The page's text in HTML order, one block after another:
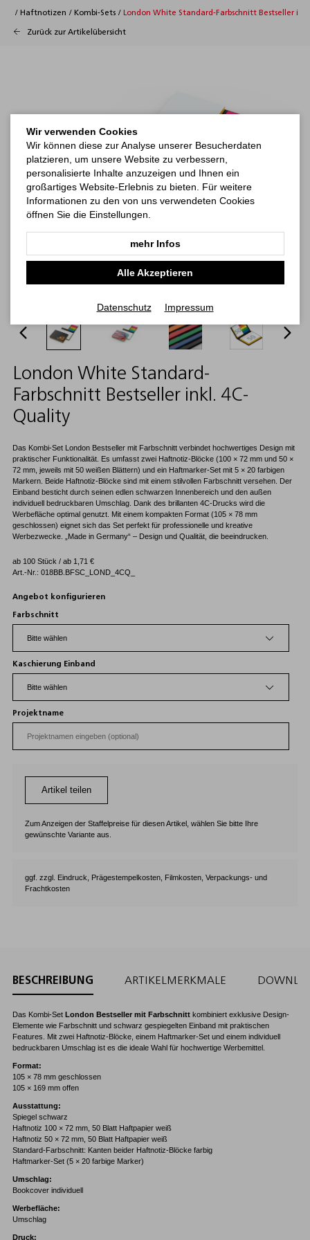
/ Haftnotizen / Kombi-Sets / London White Standard-Farbschnitt Bestseller
Zurück zur Artikelübersicht
London White Standard-
Farbschnitt Bestseller inkl. 4C-
Quality
Das Kombi-Set London Bestseller mit Farbschnitt verbindet hochwertiges Design mit
praktischer Funktionalität. Es umfasst zwei Haftnotiz-Blöcke (100 × 72 mm und 50 ×
72 mm, jeweils mit 50 weißen Blättern) und ein Haftmarker-Set mit 5 × 20 farbigen
Markern. Beide Haftnotiz-Blöcke sind mit einem stilvollen Farbschnitt versehen. Der
Einband besticht durch seinen edlen schwarzen Innenbereich und den außen
individuell bedruckbaren Umschlag. Dank des brillanten 4C-Drucks wird die
Werbefläche optimal genutzt. Mit einem kompakten Format (105 × 78 mm
geschlossen) eignet sich das Set perfekt für professionelle und kreative
Werbezwecke. „Made in Germany“ – Design und Qualität, die beeindrucken.
ab 100 Stück / ab 1,71 €
Art.-Nr.: 018BB.BFSC_LOND_4CQ_
Angebot konfigurieren
Farbschnitt
Kaschierung Einband
Projektname
Artikel teilen
Zum Anzeigen der Staffelpreise für diesen Artikel, wählen Sie bitte Ihre
gewünschte Variante aus.
ggf. zzgl. Eindruck, Prägestempelkosten, Filmkosten, Verpackungs- und
Frachtkosten
BESCHREIBUNG ARTIKELMERKMALE
Das Kombi-Set London Bestseller mit Farbschnitt kombiniert exklusive Design-
Elemente wie Farbschnitt und schwarz gespiegelten Einband mit praktischen
Features. Mit zwei Haftnotiz-Blöcke, einem Haftmarker-Set und einem individuell
bedruckbaren Umschlag ist es die ideale Wahl für hochwertige Werbemittel.
Format:
105 × 78 mm geschlossen
105 × 169 mm offen
Ausstattung:
Spiegel schwarz
Haftnotiz 100 × 72 mm, 50 Blatt Haftpapier weiß
Haftnotiz 50 × 72 mm, 50 Blatt Haftpapier weiß
Standard-Farbschnitt: Kanten beider Haftnotiz-Blöcke farbig
Haftmarker-Set (5 × 20 farbige Marker)
Umschlag:
Bookcover individuell
Werbefläche:
Umschlag
Druck:
Wir verwenden Cookies
Wir können diese zur Analyse unserer Besucherdaten
platzieren, um unsere Website zu verbessern,
personalisierte Inhalte anzuzeigen und Ihnen ein
großartiges Website-Erlebnis zu bieten. Für weitere
Informationen zu den von uns verwendeten Cookies
öffnen Sie die Einstellungen.
mehr Infos
Alle Akzeptieren
Datenschutz Impressum